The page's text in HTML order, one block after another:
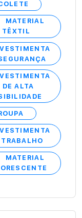
MATERIAL
TÊXTIL
VESTIMENTA
VESTIMENTA
DE ALTA
VESTIMENTA
TRABALHO
MATERIAL